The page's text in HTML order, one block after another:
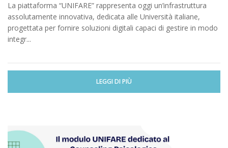
La piattaforma “UNIFARE” rappresenta oggi un’infrastruttura
assolutamente innovativa, dedicata alle Università italiane,
progettata per fornire soluzioni digitali capaci di gestire in modo
integr...
LEGGI DI PIÙ